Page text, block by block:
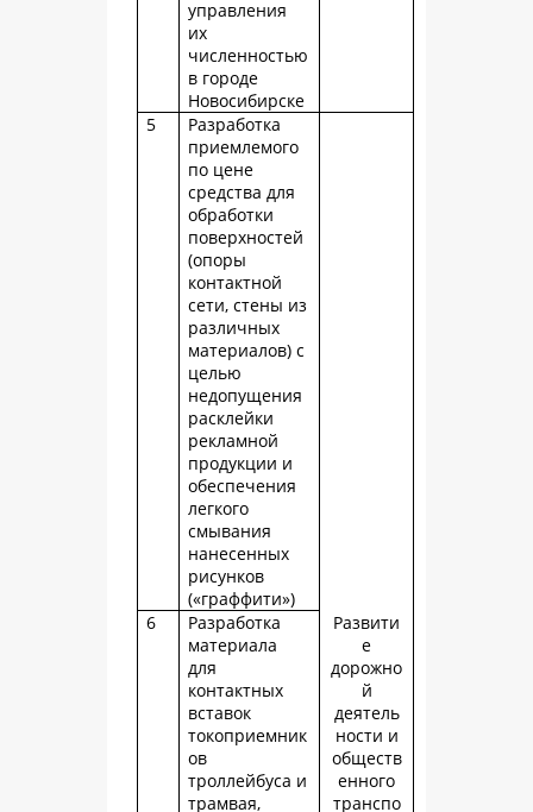
управления
их
численностью
в городе
Новосибирске
5
Разработка
приемлемого
по цене
средства для
обработки
поверхностей
(опоры
контактной
сети, стены из
различных
материалов) с
целью
недопущения
расклейки
рекламной
продукции и
обеспечения
легкого
смывания
нанесенных
рисунков
(«граффити»)
Развити
е
дорожно
й
деятель
ности и
обществ
енного
транспо
6
Разработка
материала
для
контактных
вставок
токоприемник
ов
троллейбуса и
трамвая,